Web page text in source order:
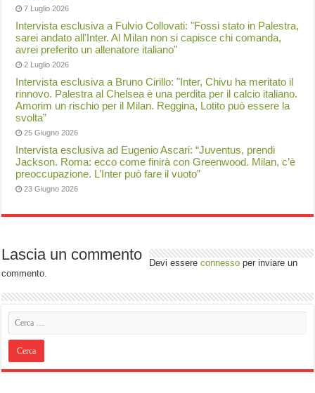
7 Luglio 2026
Intervista esclusiva a Fulvio Collovati: "Fossi stato in Palestra,
sarei andato all'Inter. Al Milan non si capisce chi comanda,
avrei preferito un allenatore italiano"
2 Luglio 2026
Intervista esclusiva a Bruno Cirillo: "Inter, Chivu ha meritato il
rinnovo. Palestra al Chelsea è una perdita per il calcio italiano.
Amorim un rischio per il Milan. Reggina, Lotito può essere la
svolta”
25 Giugno 2026
Intervista esclusiva ad Eugenio Ascari: “Juventus, prendi
Jackson. Roma: ecco come finirà con Greenwood. Milan, c’è
preoccupazione. L’Inter può fare il vuoto”
23 Giugno 2026
Lascia un commento Devi essereconnesso per inviare un
commento.